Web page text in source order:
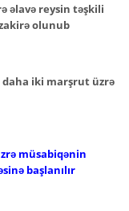
əlavə reysin təşkili
olunub
daha iki marşrut üzrə
müsabiqənin
başlanılır